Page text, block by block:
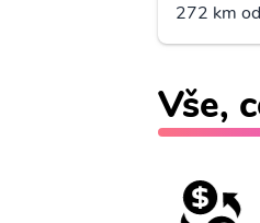
272 km
Vše,